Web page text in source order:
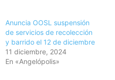
Anuncia OOSL suspensión
de servicios de recolección
y barrido el 12 de diciembre
11 diciembre, 2024
En «Angelópolis»